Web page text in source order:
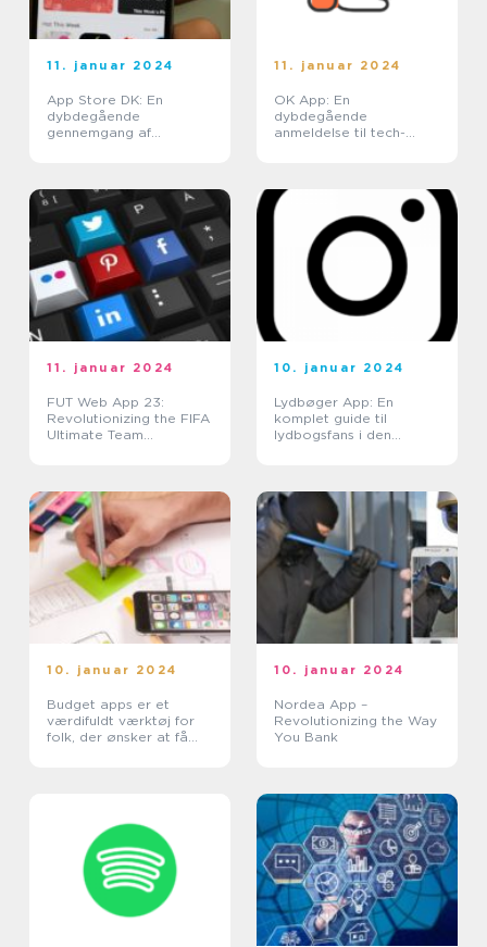
11. januar 2024
App Store DK: En
dybdegående
gennemgang af
11. januar 2024
OK App: En
dybdegående
anmeldelse til tech-
11. januar 2024
FUT Web App 23:
Revolutionizing the FIFA
Ultimate Team
10. januar 2024
Lydbøger App: En
komplet guide til
lydbogsfans i den
10. januar 2024
Budget apps er et
værdifuldt værktøj for
folk, der ønsker at få
10. januar 2024
Nordea App –
Revolutionizing the Way
You Bank